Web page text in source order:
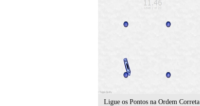
Ligue os Pontos na Ordem Correta